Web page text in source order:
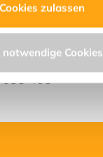
Cookies zulassen
notwendige Cookies
929
405